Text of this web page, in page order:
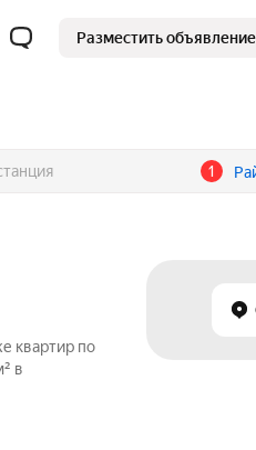
Разместить объявление
1
квартир по
в